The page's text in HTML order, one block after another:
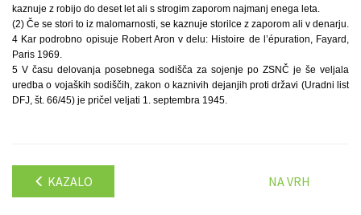
kaznuje z robijo do deset let ali s strogim zaporom najmanj enega leta.
(2) Če se stori to iz malomarnosti, se kaznuje storilce z zaporom ali v denarju.
4 Kar podrobno opisuje Robert Aron v delu: Histoire de l’épuration, Fayard,
Paris 1969.
5 V času delovanja posebnega sodišča za sojenje po ZSNČ je še veljala
uredba o vojaških sodiščih, zakon o kaznivih dejanjih proti državi (Uradni list
DFJ, št. 66/45) je pričel veljati 1. septembra 1945.
KAZALO NA VRH